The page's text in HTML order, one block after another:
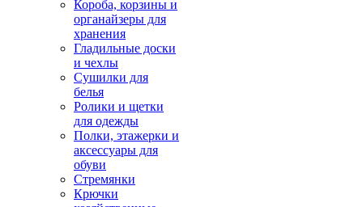
Короба, корзины и
органайзеры для
хранения
Гладильные доски
и чехлы
Сушилки для
белья
Ролики и щетки
для одежды
Полки, этажерки и
аксессуары для
обуви
Стремянки
Крючки